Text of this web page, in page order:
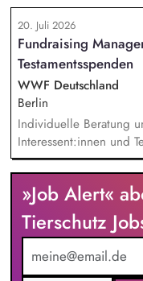
Markenauftritts von
von Social-Media-
Monitoring externer
frühzeitig zu erkennen
und
Mitarbeitenden
Digital Communications)
20. Juli 2026
Fundraising
Testamentsspenden
WWF Deutschland
Berlin
Individuelle Beratung
Interessent:innen und
per E-Mail sowie bei
Weiterentwicklung des
Journeys – von der
zur individuellen
Planung, Steuerung
Nachlass-Mailings
Durchführung von
»Job Alert«
Tierschutz